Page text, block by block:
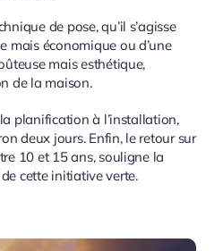
de pose, qu’il s’agisse
mais économique ou d’une
mais esthétique,
de la maison.
planification à l’installation,
deux jours. Enfin, le retour sur
10 et 15 ans, souligne la
cette initiative verte.